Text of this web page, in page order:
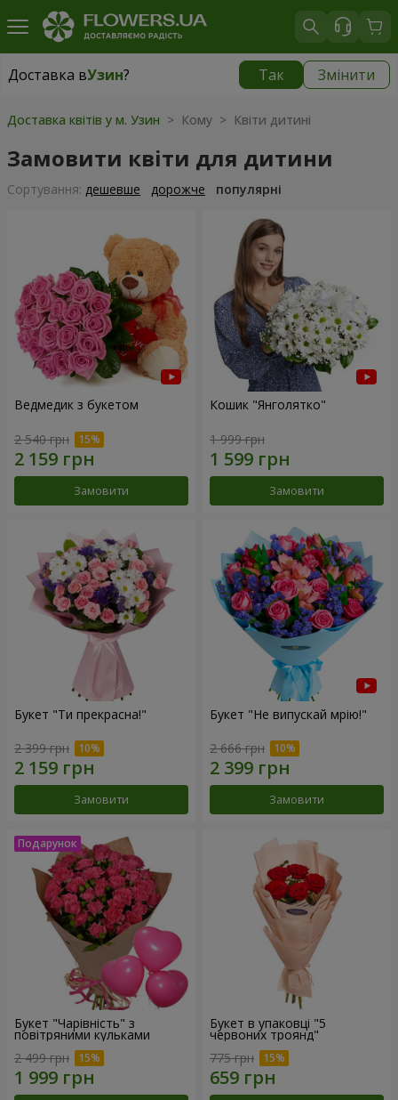
Доставка вУзин? Так Змінити
Доставка вУзин
Доставка квітів у м. Узин > Кому > Квіти дитині
Замовити квіти для дитини
Сортування: дешевше дорожче популярні
Ведмедик з букетом
2 540 грн
Замовити
Кошик "Янголятко"
1 999 грн
Замовити
Букет "Ти прекрасна!"
2 399 грн
Замовити
Букет "Не випускай мрію!"
2 666 грн
Замовити
Букет "Чарівність" з
повітряними кульками
2 499 грн
Букет в упаковці "5
червоних троянд"
775 грн